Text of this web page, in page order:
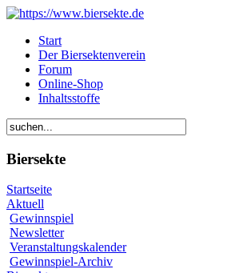
Start
Der Biersektenverein
Forum
Online-Shop
Inhaltsstoffe
Biersekte
Startseite
Aktuell
Gewinnspiel
Newsletter
Veranstaltungskalender
Gewinnspiel-Archiv